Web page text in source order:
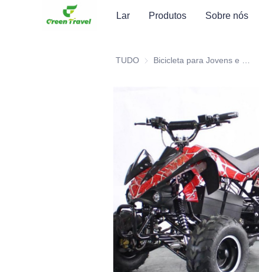
Lar Produtos Sobre nós
TUDO